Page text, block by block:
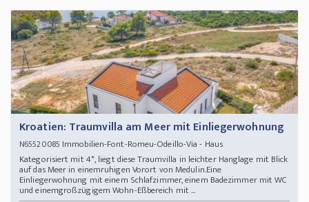
Kroatien: Traumvilla am Meer mit Einliegerwohnung
N65520085 Immobilien-Font-Romeu-Odeillo-Via - Haus
Kategorisiert mit 4*, liegt diese Traumvilla in leichter Hanglage mit Blick
auf das Meer in einemruhigen Vorort von Medulin.Eine
Einliegerwohnung mit einem Schlafzimmer, einem Badezimmer mit WC
und einemgroßzügigem Wohn-Eßbereich mit ...